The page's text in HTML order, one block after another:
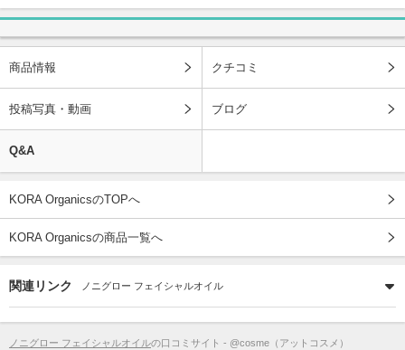
商品情報 クチコミ
投稿写真・動画 ブログ
Q&A
KORA OrganicsのTOPへ
KORA Organicsの商品一覧へ
関連リンク ノニグロー フェイシャルオイル
ノニグロー フェイシャルオイルの口コミサイト - @cosme（アットコスメ）